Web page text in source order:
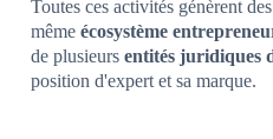
Toutes ces activités génèrent
même écosystème
de plusieurs entités juridiques
position d'expert et sa marque.